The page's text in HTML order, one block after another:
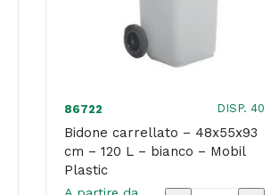
-
Stilcasa
quantità
86722 DISP. 40
Bidone carrellato – 48x55x93
cm – 120 L – bianco – Mobil
Plastic
A partire da